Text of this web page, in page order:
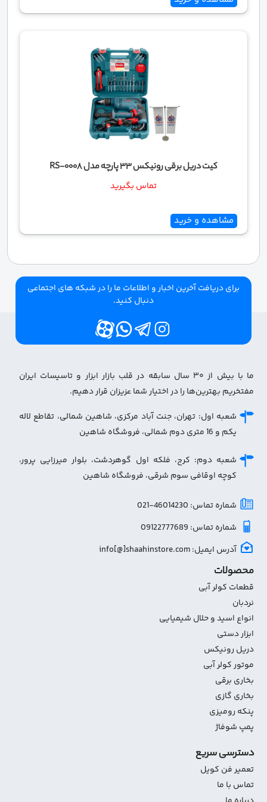
کیت دریل برقی رونیکس 33 پارچه مدل RS-0008
تماس بگیرید
مشاهده و خرید
برای دریافت آخرین اخبار و اطلاعات ما را در شبکه های اجتماعی
دنبال کنید.
ما با بیش از ۳۰ سال سابقه در قلب بازار ابزار و تاسیسات ایران
مفتخریم بهترین‌ها را در اختیار شما عزیزان قرار دهیم.
شعبه اول: تهران، جنت آباد مرکزی، شاهین شمالی، تقاطع لاله
یکم و 16 متری دوم شمالی، فروشگاه شاهین
شعبه دوم: کرج، فلکه اول گوهردشت، بلوار میرزایی پرور،
کوچه اوقافی سوم شرقی، فروشگاه شاهین
شماره تماس: 46014230-021
شماره تماس: 09122777689
آدرس ایمیل: info[@]shaahinstore.com
محصولات
قطعات کولر آبی
نردبان
انواع اسید و حلال شیمیایی
ابزار دستی
دریل رونیکس
موتور کولر آبی
بخاری برقی
بخاری گازی
پنکه رومیزی
پمپ شوفاژ
دسترسی سریع
تعمیر فن کویل
تماس با ما